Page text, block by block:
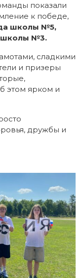
показали
к победе,
школы №5,
школы №3.
сладкими
и призеры
этом ярком и
дружбы и